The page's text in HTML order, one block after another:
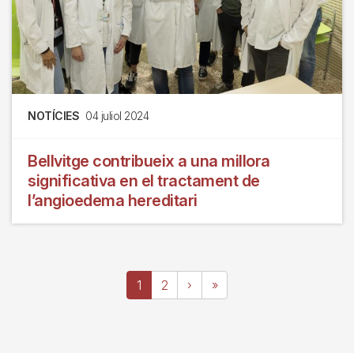
NOTÍCIES 04 juliol 2024
Bellvitge contribueix a una millora
significativa en el tractament de
l’angioedema hereditari
Pàgina
actual
1 Page
2
Pàgina
següent
›
Última
pàgina
»